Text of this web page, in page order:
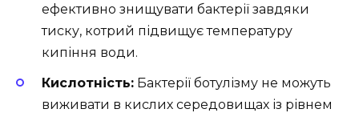
ефективно знищувати бактерії завдяки
тиску, котрий підвищує температуру
кипіння води.
Кислотність: Бактерії ботулізму не можуть
виживати в кислих середовищах із рівнем